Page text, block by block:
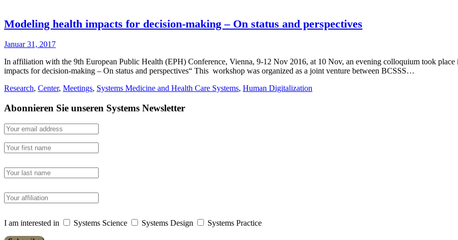
Modeling health impacts for decision-making – On status and perspectives
Januar 31, 2017
In affiliation with the 9th European Public Health (EPH) Conference, Vienna, 9-12 Nov 2016, at 10 Nov, an evening colloquium took
impacts for decision-making – On status and perspectives“ This workshop was organized as a joint venture between BCSSS…
Research, Center, Meetings, Systems Medicine and Health Care Systems, Human Digitalization
Abonnieren Sie unseren Systems Newsletter
I am interested in Systems Science Systems Design Systems Practice